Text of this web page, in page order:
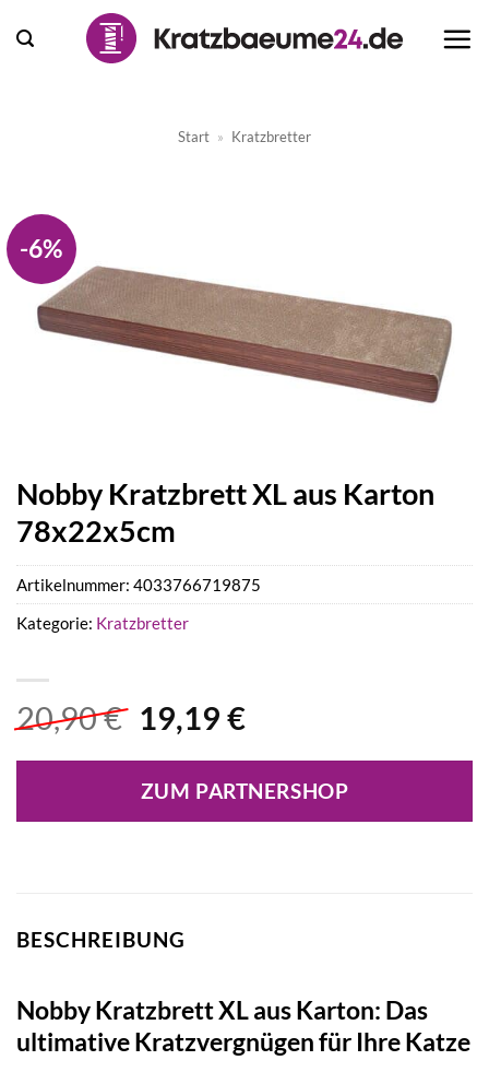
Inhalt
Start » Kratzbretter
-6%
Nobby Kratzbrett XL aus Karton
78x22x5cm
20,90€ Ursprünglicher
war:
20,90 €
19,19 €Aktueller
ist:
19,19 €.
ZUM PARTNERSHOP
Artikelnummer: 4033766719875
Kategorie: Kratzbretter
BESCHREIBUNG
Nobby Kratzbrett XL aus Karton: Das
ultimative Kratzvergnügen für Ihre Katze